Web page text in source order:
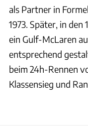
als Partner in
1973. Später, in
ein Gulf-McLaren
entsprechend
beim 24h-Rennen
Klassensieg und